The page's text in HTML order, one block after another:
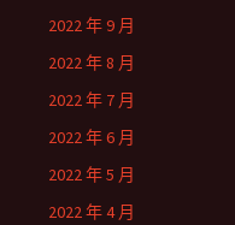
2022 年 9 月
2022 年 8 月
2022 年 7 月
2022 年 6 月
2022 年 5 月
2022 年 4 月